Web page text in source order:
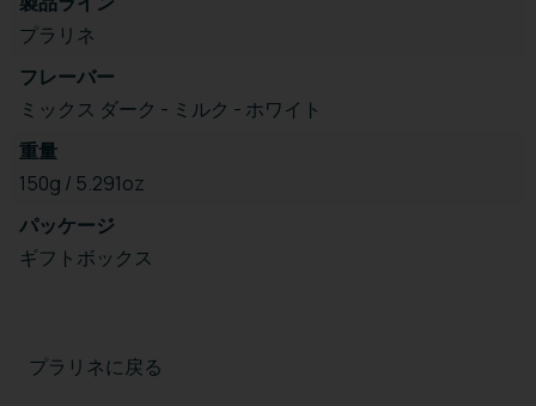
プラリネ
フレーバー
ミックス ダーク - ミルク - ホワイト
重量
150g / 5.291oz
パッケージ
ギフトボックス
プラリネに戻る